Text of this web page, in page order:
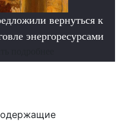
вернуться к
энергоресурсами